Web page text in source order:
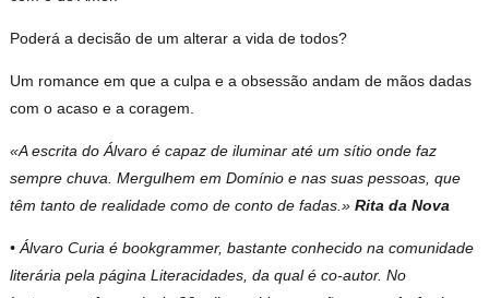
Poderá a decisão de um alterar a vida de todos?
Um romance em que a culpa e a obsessão andam de mãos dadas
com o acaso e a coragem.
«A escrita do Álvaro é capaz de iluminar até um sítio onde faz
sempre chuva. Mergulhem em Domínio e nas suas pessoas, que
têm tanto de realidade como de conto de fadas.»Rita da Nova
• Álvaro Curia é bookgrammer, bastante conhecido na comunidade
literária pela página Literacidades, da qual é co-autor. No